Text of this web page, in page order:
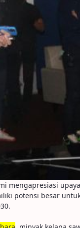
mengapresiasi
potensi besar